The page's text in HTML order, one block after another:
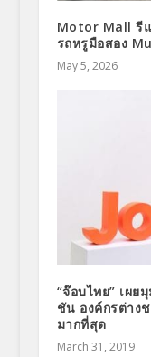
Motor Mall รี
รถหรูมือสอง
May 5, 2026
“จ๊อบไทย” เผย
ชัน องค์กรต่าง
มากที่สุด
March 31, 2019